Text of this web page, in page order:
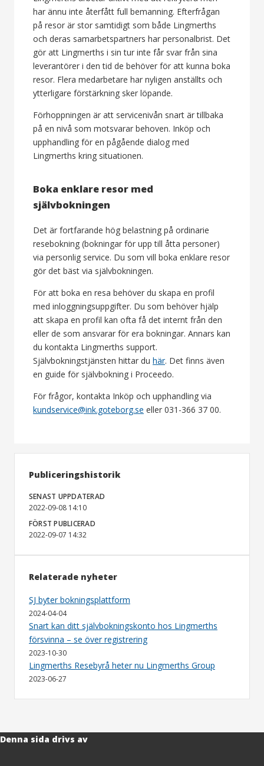
har ännu inte återfått full bemanning. Efterfrågan
på resor är stor samtidigt som både Lingmerths
och deras samarbetspartners har personalbrist. Det
gör att Lingmerths i sin tur inte får svar från sina
leverantörer i den tid de behöver för att kunna boka
resor. Flera medarbetare har nyligen anställts och
ytterligare förstärkning sker löpande.
Förhoppningen är att servicenivån snart är tillbaka
på en nivå som motsvarar behoven. Inköp och
upphandling för en pågående dialog med
Lingmerths kring situationen.
Boka enklare resor med
självbokningen
Det är fortfarande hög belastning på ordinarie
resebokning (bokningar för upp till åtta personer)
via personlig service. Du som vill boka enklare resor
gör det bäst via självbokningen.
För att boka en resa behöver du skapa en profil
med inloggningsuppgifter. Du som behöver hjälp
att skapa en profil kan ofta få det internt från den
eller de som ansvarar för era bokningar. Annars kan
du kontakta Lingmerths support.
Självbokningstjänsten hittar du här. Det finns även
en guide för självbokning i Proceedo.
För frågor, kontakta Inköp och upphandling via
kundservice@ink.goteborg.se eller 031-366 37 00.
Publiceringshistorik
SENAST UPPDATERAD
2022-09-08 14:10
FÖRST PUBLICERAD
2022-09-07 14:32
Relaterade nyheter
SJ byter bokningsplattform
2024-04-04
Snart kan ditt självbokningskonto hos Lingmerths
försvinna – se över registrering
2023-10-30
Lingmerths Resebyrå heter nu Lingmerths Group
2023-06-27
Denna sida drivs av